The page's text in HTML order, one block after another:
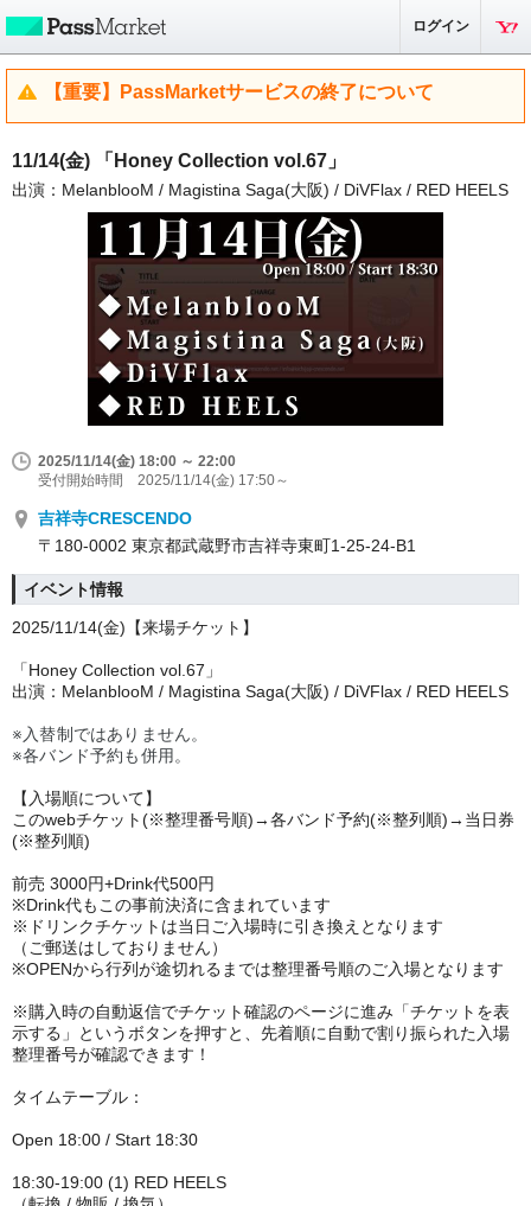
ログイン
【重要】PassMarketサービスの終了について
11/14(金) 「Honey Collection vol.67」
出演：MelanblooM / Magistina Saga(大阪) / DiVFlax / RED HEELS
2025/11/14(金) 18:00 ～ 22:00
受付開始時間 2025/11/14(金) 17:50～
吉祥寺CRESCENDO
〒180-0002 東京都武蔵野市吉祥寺東町1-25-24-B1
イベント情報
2025/11/14(金) 【来場チケット】
「Honey Collection vol.67」
出演：MelanblooM / Magistina Saga(大阪) / DiVFlax / RED HEELS
※入替制ではありません。
※各バンド予約も併用。
【入場順について】
このwebチケット(※整理番号順)→各バンド予約(※整列順)→当日券
(※整列順)
前売 3000円+Drink代500円
※Drink代もこの事前決済に含まれています
※ドリンクチケットは当日ご入場時に引き換えとなります
（ご郵送はしておりません）
※OPENから行列が途切れるまでは整理番号順のご入場となります
※購入時の自動返信でチケット確認のページに進み「チケットを表
示する」というボタンを押すと、先着順に自動で割り振られた入場
整理番号が確認できます！
タイムテーブル：
Open 18:00 / Start 18:30
18:30-19:00 (1) RED HEELS